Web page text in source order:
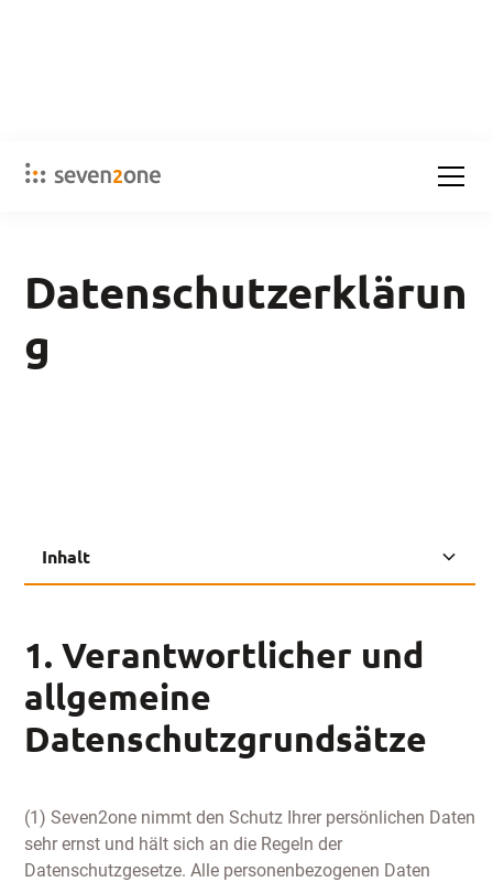
Datenschutzerklärun
g
1. Verantwortlicher und
allgemeine
Datenschutzgrundsätze
(1) Seven2one nimmt den Schutz Ihrer persönlichen Daten
sehr ernst und hält sich an die Regeln der
Datenschutzgesetze. Alle personenbezogenen Daten
Inhalt
Datenschutzgrundsätze